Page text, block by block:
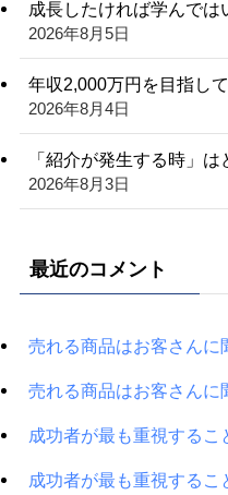
成長したければ学んでは
2026年8月5日
年収2,000万円を目指し
2026年8月4日
「紹介が発生する時」は
2026年8月3日
最近のコメント
売れる商品はお客さんに
売れる商品はお客さんに
成功者が最も重視するこ
成功者が最も重視するこ